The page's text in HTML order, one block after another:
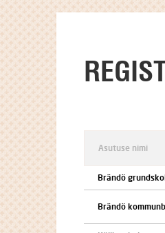
Asutuse nimi
Brändö
Brändö